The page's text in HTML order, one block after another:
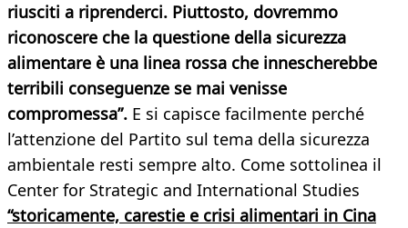
riusciti a riprenderci. Piuttosto, dovremmo
riconoscere che la questione della sicurezza
alimentare è una linea rossa che innescherebbe
terribili conseguenze se mai venisse
compromessa”. E si capisce facilmente perché
l’attenzione del Partito sul tema della sicurezza
ambientale resti sempre alto. Come sottolinea il
Center for Strategic and International Studies
“storicamente, carestie e crisi alimentari in Cina